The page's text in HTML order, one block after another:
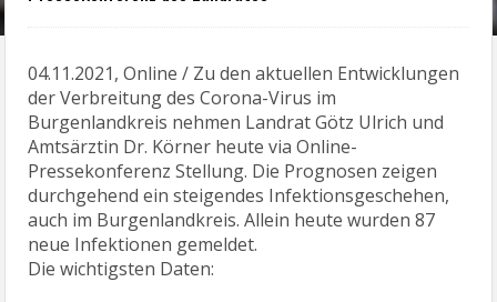
04.11.2021, Online / Zu den aktuellen Entwicklungen
der Verbreitung des Corona-Virus im
Burgenlandkreis nehmen Landrat Götz Ulrich und
Amtsärztin Dr. Körner heute via Online-
Pressekonferenz Stellung. Die Prognosen zeigen
durchgehend ein steigendes Infektionsgeschehen,
auch im Burgenlandkreis. Allein heute wurden 87
neue Infektionen gemeldet.
Die wichtigsten Daten: